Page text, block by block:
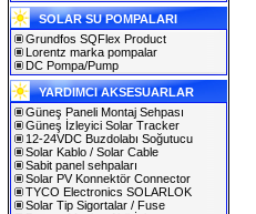
SOLAR SU POMPALARI
Grundfos SQFlex Product
Lorentz marka pompalar
DC Pompa/Pump
YARDIMCI AKSESUARLAR
Güneş Paneli Montaj Sehpası
Güneş İzleyici Solar Tracker
12-24VDC Buzdolabı Soğutucu
Solar Kablo / Solar Cable
Sabit panel sehpaları
Solar PV Konnektör Connector
TYCO Electronics SOLARLOK
Solar Tip Sigortalar / Fuse